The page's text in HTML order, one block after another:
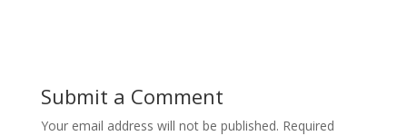
Submit a Comment
Your email address will not be published. Required